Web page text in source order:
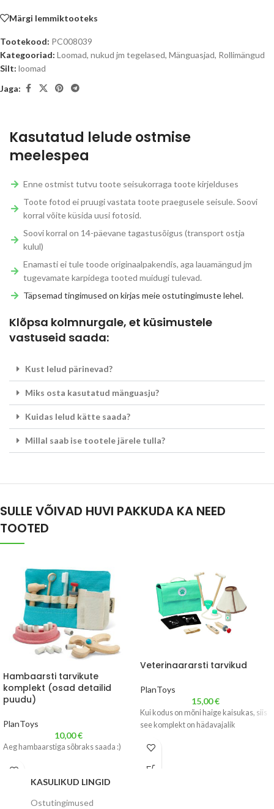
Märgi lemmiktooteks
Tootekood: PC008039
Kategooriad: Loomad, nukud jm tegelased, Mänguasjad, Rollimängud
Silt: loomad
Jaga:
Kasutatud lelude ostmise
meelespea
Enne ostmist tutvu toote seisukorraga toote kirjelduses
Toote fotod ei pruugi vastata toote praegusele seisule. Soovi
korral võite küsida uusi fotosid.
Soovi korral on 14-päevane tagastusõigus (transport ostja
kulul)
Enamasti ei tule toode originaalpakendis, aga lauamängud jm
tugevamate karpidega tooted muidugi tulevad.
Täpsemad tingimused on kirjas meie ostutingimuste lehel.
Klõpsa kolmnurgale, et küsimustele
vastuseid saada:
Kust lelud pärinevad?
Miks osta kasutatud mänguasju?
Kuidas lelud kätte saada?
Millal saab ise tootele järele tulla?
SULLE VÕIVAD HUVI PAKKUDA KA NEED
TOOTED
Hambaarsti tarvikute
komplekt (osad detailid
puudu)
PlanToys
10,00€
Aeg hambaarstiga sõbraks saada :)
Veterinaararsti tarvikud
PlanToys
15,00€
Kui kodus on mõni haige kaisukas, siis
see komplekt on hädavajalik
KASULIKUD LINGID
Ostutingimused